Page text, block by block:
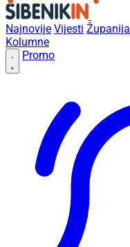
Najnovije Vijesti Županija
Kolumne
Promo